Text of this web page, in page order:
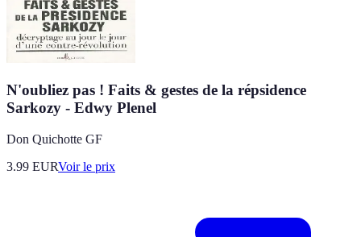
N'oubliez pas ! Faits & gestes de la répsidence
Sarkozy - Edwy Plenel
Don Quichotte GF
3.99 EURVoir le prix